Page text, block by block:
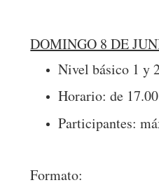
DOMINGO 8 DE
Nivel básico 1 y
Horario: de
Participantes:
Formato: